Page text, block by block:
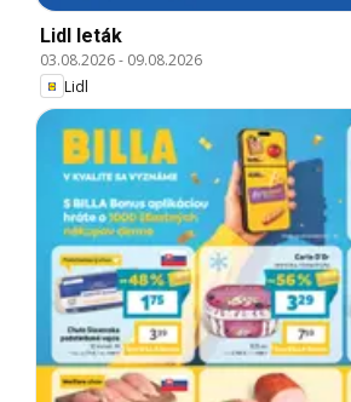
Lidl leták
03.08.2026- 09.08.2026
Lidl